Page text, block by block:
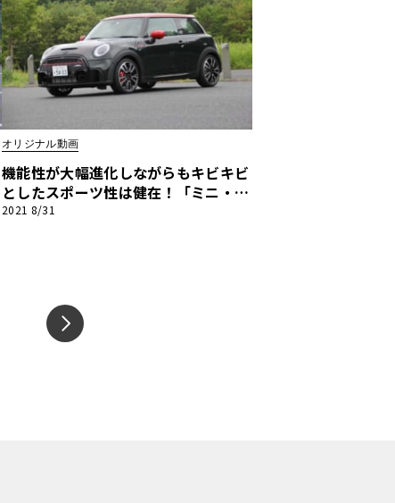
オリジナル動画
機能性が大幅進化しながらもキビキビ
としたスポーツ性は健在！「ミニ・ジ
ョン・クーパー・ワークス（JCW）」
2021 8/31